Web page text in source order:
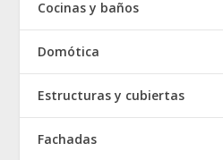
Cocinas y baños
Domótica
Estructuras y cubiertas
Fachadas